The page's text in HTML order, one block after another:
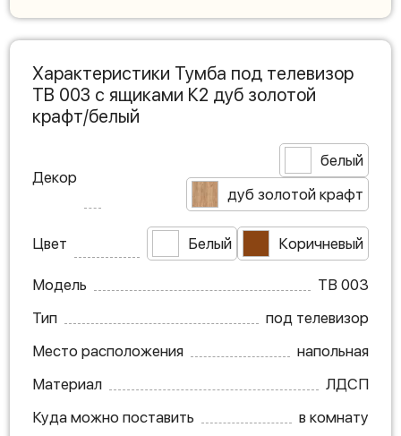
Характеристики Тумба под телевизор
ТВ 003 с ящиками К2 дуб золотой
крафт/белый
Декор
белый
дуб золотой крафт
Цвет Белый Коричневый
Модель
ТВ 003
Тип
под телевизор
Место расположения
напольная
Материал
ЛДСП
Куда можно поставить
в комнату